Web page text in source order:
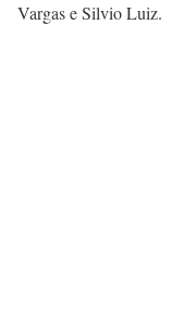
Vargas e Silvio Luiz.